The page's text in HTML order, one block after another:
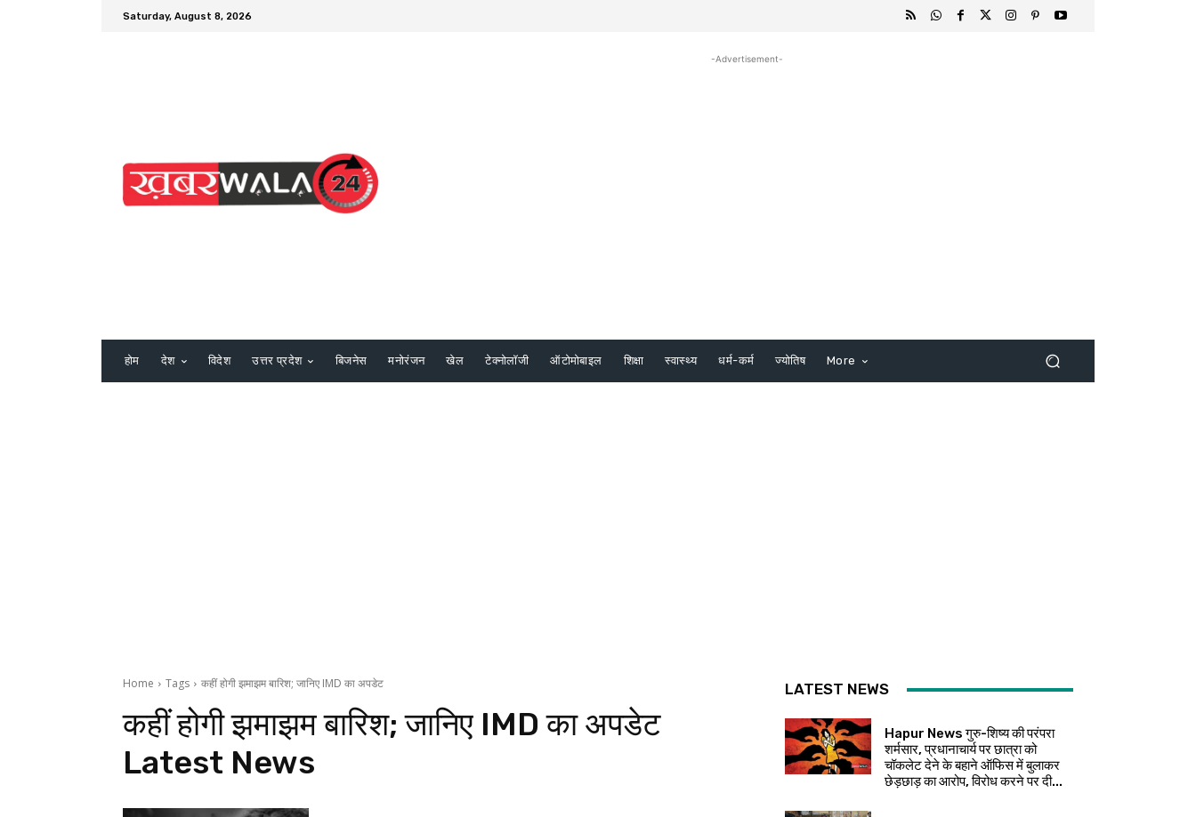
Saturday, August 8, 2026
-Advertisement-
होम देश विदेश उत्तर प्रदेश बिजनेस मनोरंजन खेल टेक्नोलॉजी ऑटोमोबाइल शिक्षा स्वास्थ्य धर्म-कर्म ज्योतिष More
Home Tags कहीं होगी झमाझम बारिश; जानिए IMD का अपडेट
कहीं होगी झमाझम बारिश; जानिए IMD का अपडेट
Latest News
LATEST NEWS
Hapur News गुरु-शिष्य की परंपरा
शर्मसार, प्रधानाचार्य पर छात्रा को
चॉकलेट देने के बहाने ऑफिस में बुलाकर
छेड़छाड़ का आरोप, विरोध करने पर दी...